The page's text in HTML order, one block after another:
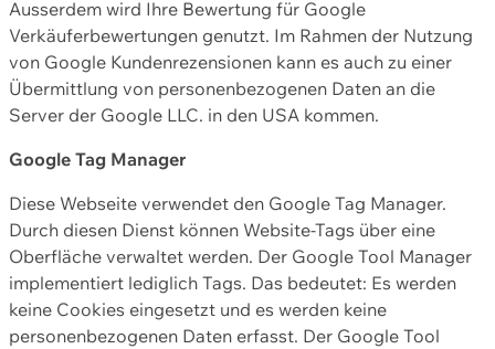
Ausserdem wird Ihre Bewertung für Google
Verkäuferbewertungen genutzt. Im Rahmen der Nutzung
von Google Kundenrezensionen kann es auch zu einer
Übermittlung von personenbezogenen Daten an die
Server der Google LLC. in den USA kommen.
Google Tag Manager
Diese Webseite verwendet den Google Tag Manager.
Durch diesen Dienst können Website-Tags über eine
Oberfläche verwaltet werden. Der Google Tool Manager
implementiert lediglich Tags. Das bedeutet: Es werden
keine Cookies eingesetzt und es werden keine
personenbezogenen Daten erfasst. Der Google Tool